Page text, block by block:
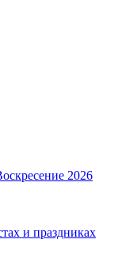
2026
и праздниках